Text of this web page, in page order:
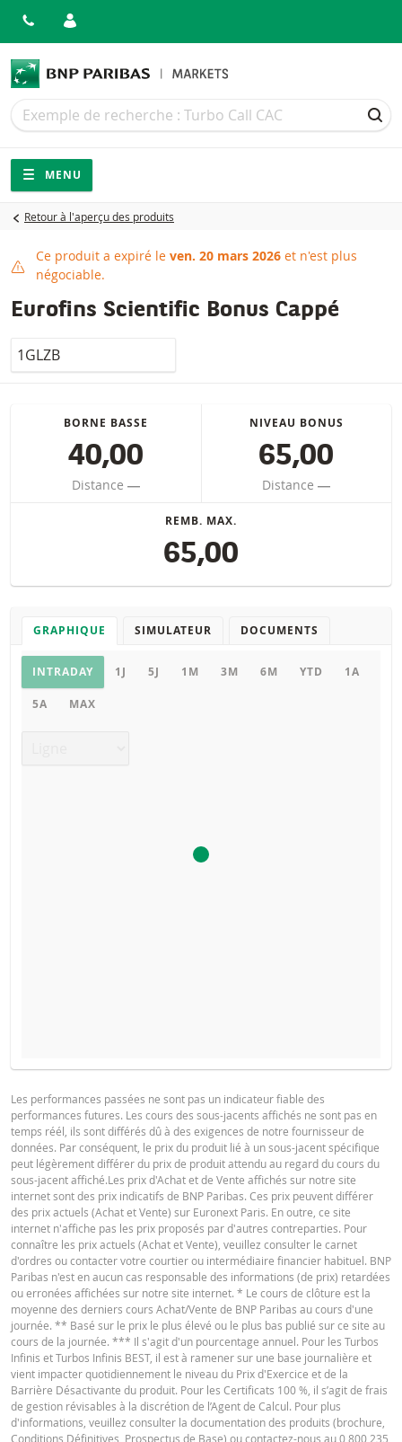
Recherche
Recherche
Navigation
Navigation sur le site
MENU
Retour à l'aperçu des produits
Ce produit a expiré
Ce produit a expiré le ven. 20 mars 2026 et n'est plus
négociable.
Eurofins Scientific Bonus Cappé
LocalCode
BORNE BASSE
40,00
Distance ―
NIVEAU BONUS
65,00
Distance ―
REMB. MAX.
65,00
GRAPHIQUE SIMULATEUR DOCUMENTS
Graphique
INTRADAY 1J 5J 1M 3M 6M YTD 1A
5A MAX
COURS DU SOUS-JACENT ATTENDU À L'ÉCHÉANCE
SITUATION
ACTUELLE
NOUVELLE
SITUATION
La Borne Basse a été atteinte
pendant la vie du produit
Prix du
produit
- -
La Borne Basse n'a jamais été
atteinte pendant la vie du
produit
Prix du
produit
- -
PROSPECTUS DE BASE
Français (France)
FINAL TERMS
Français (France)
CONDITIONS DÉFINITIVES RÉSUMÉ
Français (France)
Les performances passées ne sont pas un indicateur fiable des
performances futures. Les cours des sous-jacents affichés ne sont pas en
temps réél, ils sont différés dû à des exigences de notre fournisseur de
données. Par conséquent, le prix du produit lié à un sous-jacent spécifique
peut légèrement différer du prix de produit attendu au regard du cours du
sous-jacent affiché.Les prix d'Achat et de Vente affichés sur notre site
internet sont des prix indicatifs de BNP Paribas. Ces prix peuvent différer
des prix actuels (Achat et Vente) sur Euronext Paris. En outre, ce site
internet n'affiche pas les prix proposés par d'autres contreparties. Pour
connaître les prix actuels (Achat et Vente), veuillez consulter le carnet
d'ordres ou contacter votre courtier ou intermédiaire financier habituel. BNP
Paribas n'est en aucun cas responsable des informations (de prix) retardées
ou erronées affichées sur notre site internet. * Le cours de clôture est la
moyenne des derniers cours Achat/Vente de BNP Paribas au cours d'une
journée. ** Basé sur le prix le plus élevé ou le plus bas publié sur ce site au
cours de la journée. *** Il s'agit d'un pourcentage annuel. Pour les Turbos
Infinis et Turbos Infinis BEST, il est à ramener sur une base journalière et
vient impacter quotidiennement le niveau du Prix d'Exercice et de la
Barrière Désactivante du produit. Pour les Certificats 100 %, il s’agit de frais
de gestion révisables à la discrétion de l’Agent de Calcul. Pour plus
d'informations, veuillez consulter la documentation des produits (brochure,
Conditions Définitives, Prospectus de Base) ou contactez-nous au 0 800 235